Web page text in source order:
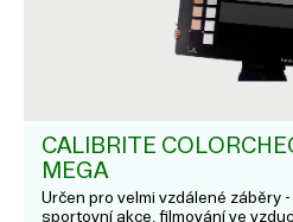
CALIBRITE
MEGA
Určen pro velmi vzdálené záběry
sportovní akce, filmování ve